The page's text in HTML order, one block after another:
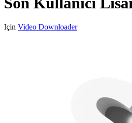
Için Video Downloader